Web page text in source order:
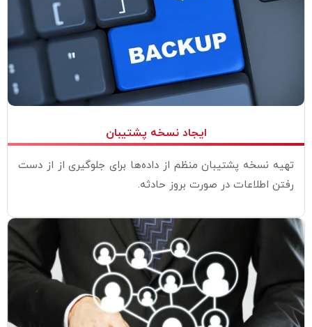
ایجاد نسخه پشتیبان
تهیه نسخه پشتیبان منظم از داده‌ها برای جلوگیری از از دست
رفتن اطلاعات در صورت بروز حادثه.